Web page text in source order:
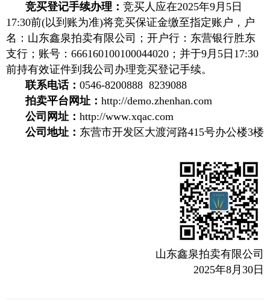
竞买登记手续办理： 竞买人应在2025年9月5日
17:30前(以到账为准)将竞买保证金缴至指定账户，户
名：山东鑫泉拍卖有限公司；开户行：东营银行胜东
支行；账号：666160100100044020；并于9月5日17:30
前持有效证件到我公司办理竞买登记手续。
联系电话： 0546-8200888 8239088
拍卖平台网址： http://demo.zhenhan.com
公司网址： http://www.xqac.com
公司地址： 东营市开发区大渡河路415号办公楼3楼
山东鑫泉拍卖有限公司
2025年8月30日